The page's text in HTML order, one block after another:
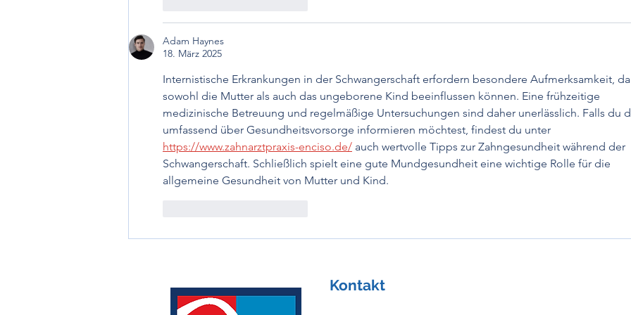
Adam Haynes
18. März 2025
Internistische Erkrankungen in der Schwangerschaft erfordern besondere Aufmerksamkeit,
sowohl die Mutter als auch das ungeborene Kind beeinflussen können. Eine frühzeitige
medizinische Betreuung und regelmäßige Untersuchungen sind daher unerlässlich. Falls du
umfassend über Gesundheitsvorsorge informieren möchtest, findest du unter
https://www.zahnarztpraxis-enciso.de/ auch wertvolle Tipps zur Zahngesundheit während der
Schwangerschaft. Schließlich spielt eine gute Mundgesundheit eine wichtige Rolle für die
allgemeine Gesundheit von Mutter und Kind.
Kontakt